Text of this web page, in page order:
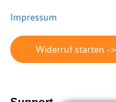
Impressum
Widerruf starten ->